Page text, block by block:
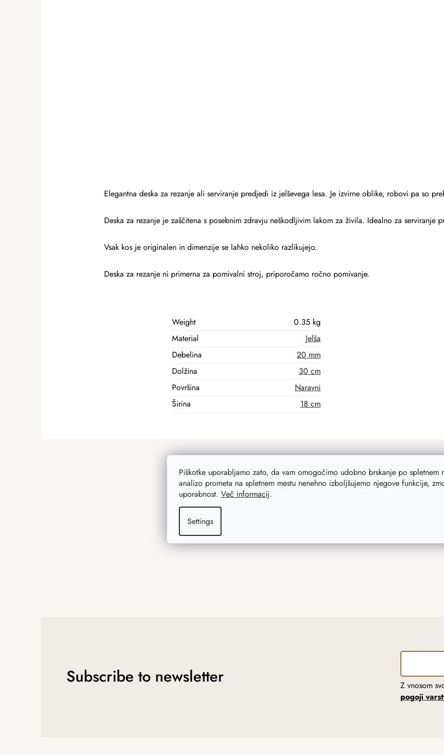
Piškotke uporabljamo zato, da vam omogočimo udobno brskanje po spletnem
analizo prometa na spletnem mestu nenehno izboljšujemo njegove funkcije,
uporabnost. Več informacij.
Settings
Elegantna deska za rezanje ali serviranje predjedi iz jelševega lesa. Je izvirne oblike, robovi pa so
Deska za rezanje je zaščitena s posebnim zdravju neškodljivim lakom za živila. Idealno za serviranje
Vsak kos je originalen in dimenzije se lahko nekoliko razlikujejo.
Deska za rezanje ni primerna za pomivalni stroj, priporočamo ročno pomivanje.
Weight
0.35 kg
Material
Jelša
Debelina
20 mm
Dolžina
30 cm
Površina
Naravni
Širina
18 cm
Subscribe to newsletter
Z vnosom
pogoji